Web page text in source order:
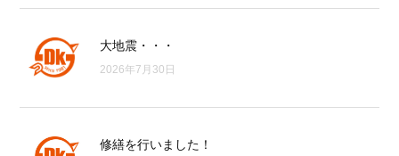
大地震・・・
2026年7月30日
修繕を行いました！